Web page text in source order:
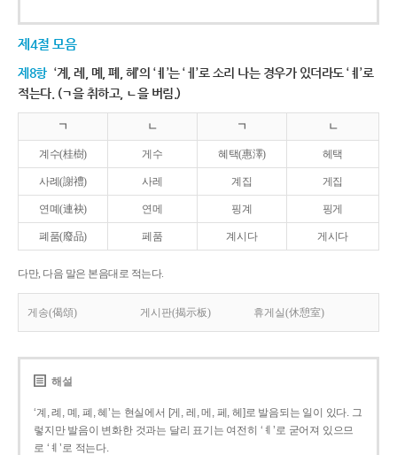
제4절 모음
제8항 ‘계, 례, 몌, 폐, 혜’의 ‘ㅖ’는 ‘ㅔ’로 소리 나는 경우가 있더라도 ‘ㅖ’로
적는다. (ㄱ을 취하고, ㄴ을 버림.)
ㄱ ㄴ ㄱ ㄴ
계수(桂樹) 게수 혜택(惠澤) 헤택
사례(謝禮) 사레 계집 게집
연몌(連袂) 연메 핑계 핑게
폐품(廢品) 페품 계시다 게시다
다만, 다음 말은 본음대로 적는다.
게송(偈頌) 게시판(揭示板) 휴게실(休憩室)
해설
‘계, 례, 몌, 폐, 혜’는 현실에서 [게, 레, 메, 페, 헤]로 발음되는 일이 있다. 그
렇지만 발음이 변화한 것과는 달리 표기는 여전히 ‘ㅖ’로 굳어져 있으므
로 ‘ㅖ’로 적는다.